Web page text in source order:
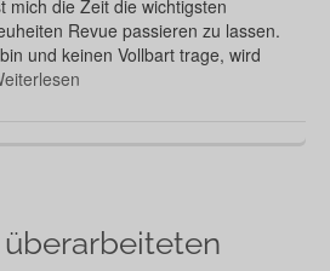
mich die Zeit die wichtigsten
Revue passieren zu lassen.
und keinen Vollbart trage, wird